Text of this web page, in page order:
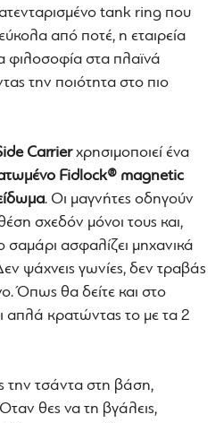
tank ring που
από ποτέ, η εταιρεία
φιλοσοφία στα πλαϊνά
την ποιότητα στο πιο
Carrierχρησιμοποιεί ένα
Fidlock® magnetic
. Οι μαγνήτες οδηγούν
σχεδόν μόνοι τους και,
σαμάρι ασφαλίζει μηχανικά
ψάχνεις γωνίες, δεν τραβάς
Όπως θα δείτε και στο
απλά κρατώντας το με τα 2
την τσάντα στη βάση,
θες να τη βγάλεις,